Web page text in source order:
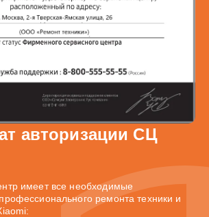
авторизации СЦ
имеет все необходимые
ремонта техники и